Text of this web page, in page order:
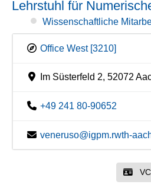
Lehrstuhl für
Wissenschaftliche
Office West [3210]
Im Süsterfeld 2, 52072
+49 241 80-90652
veneruso@igpm.rwth-